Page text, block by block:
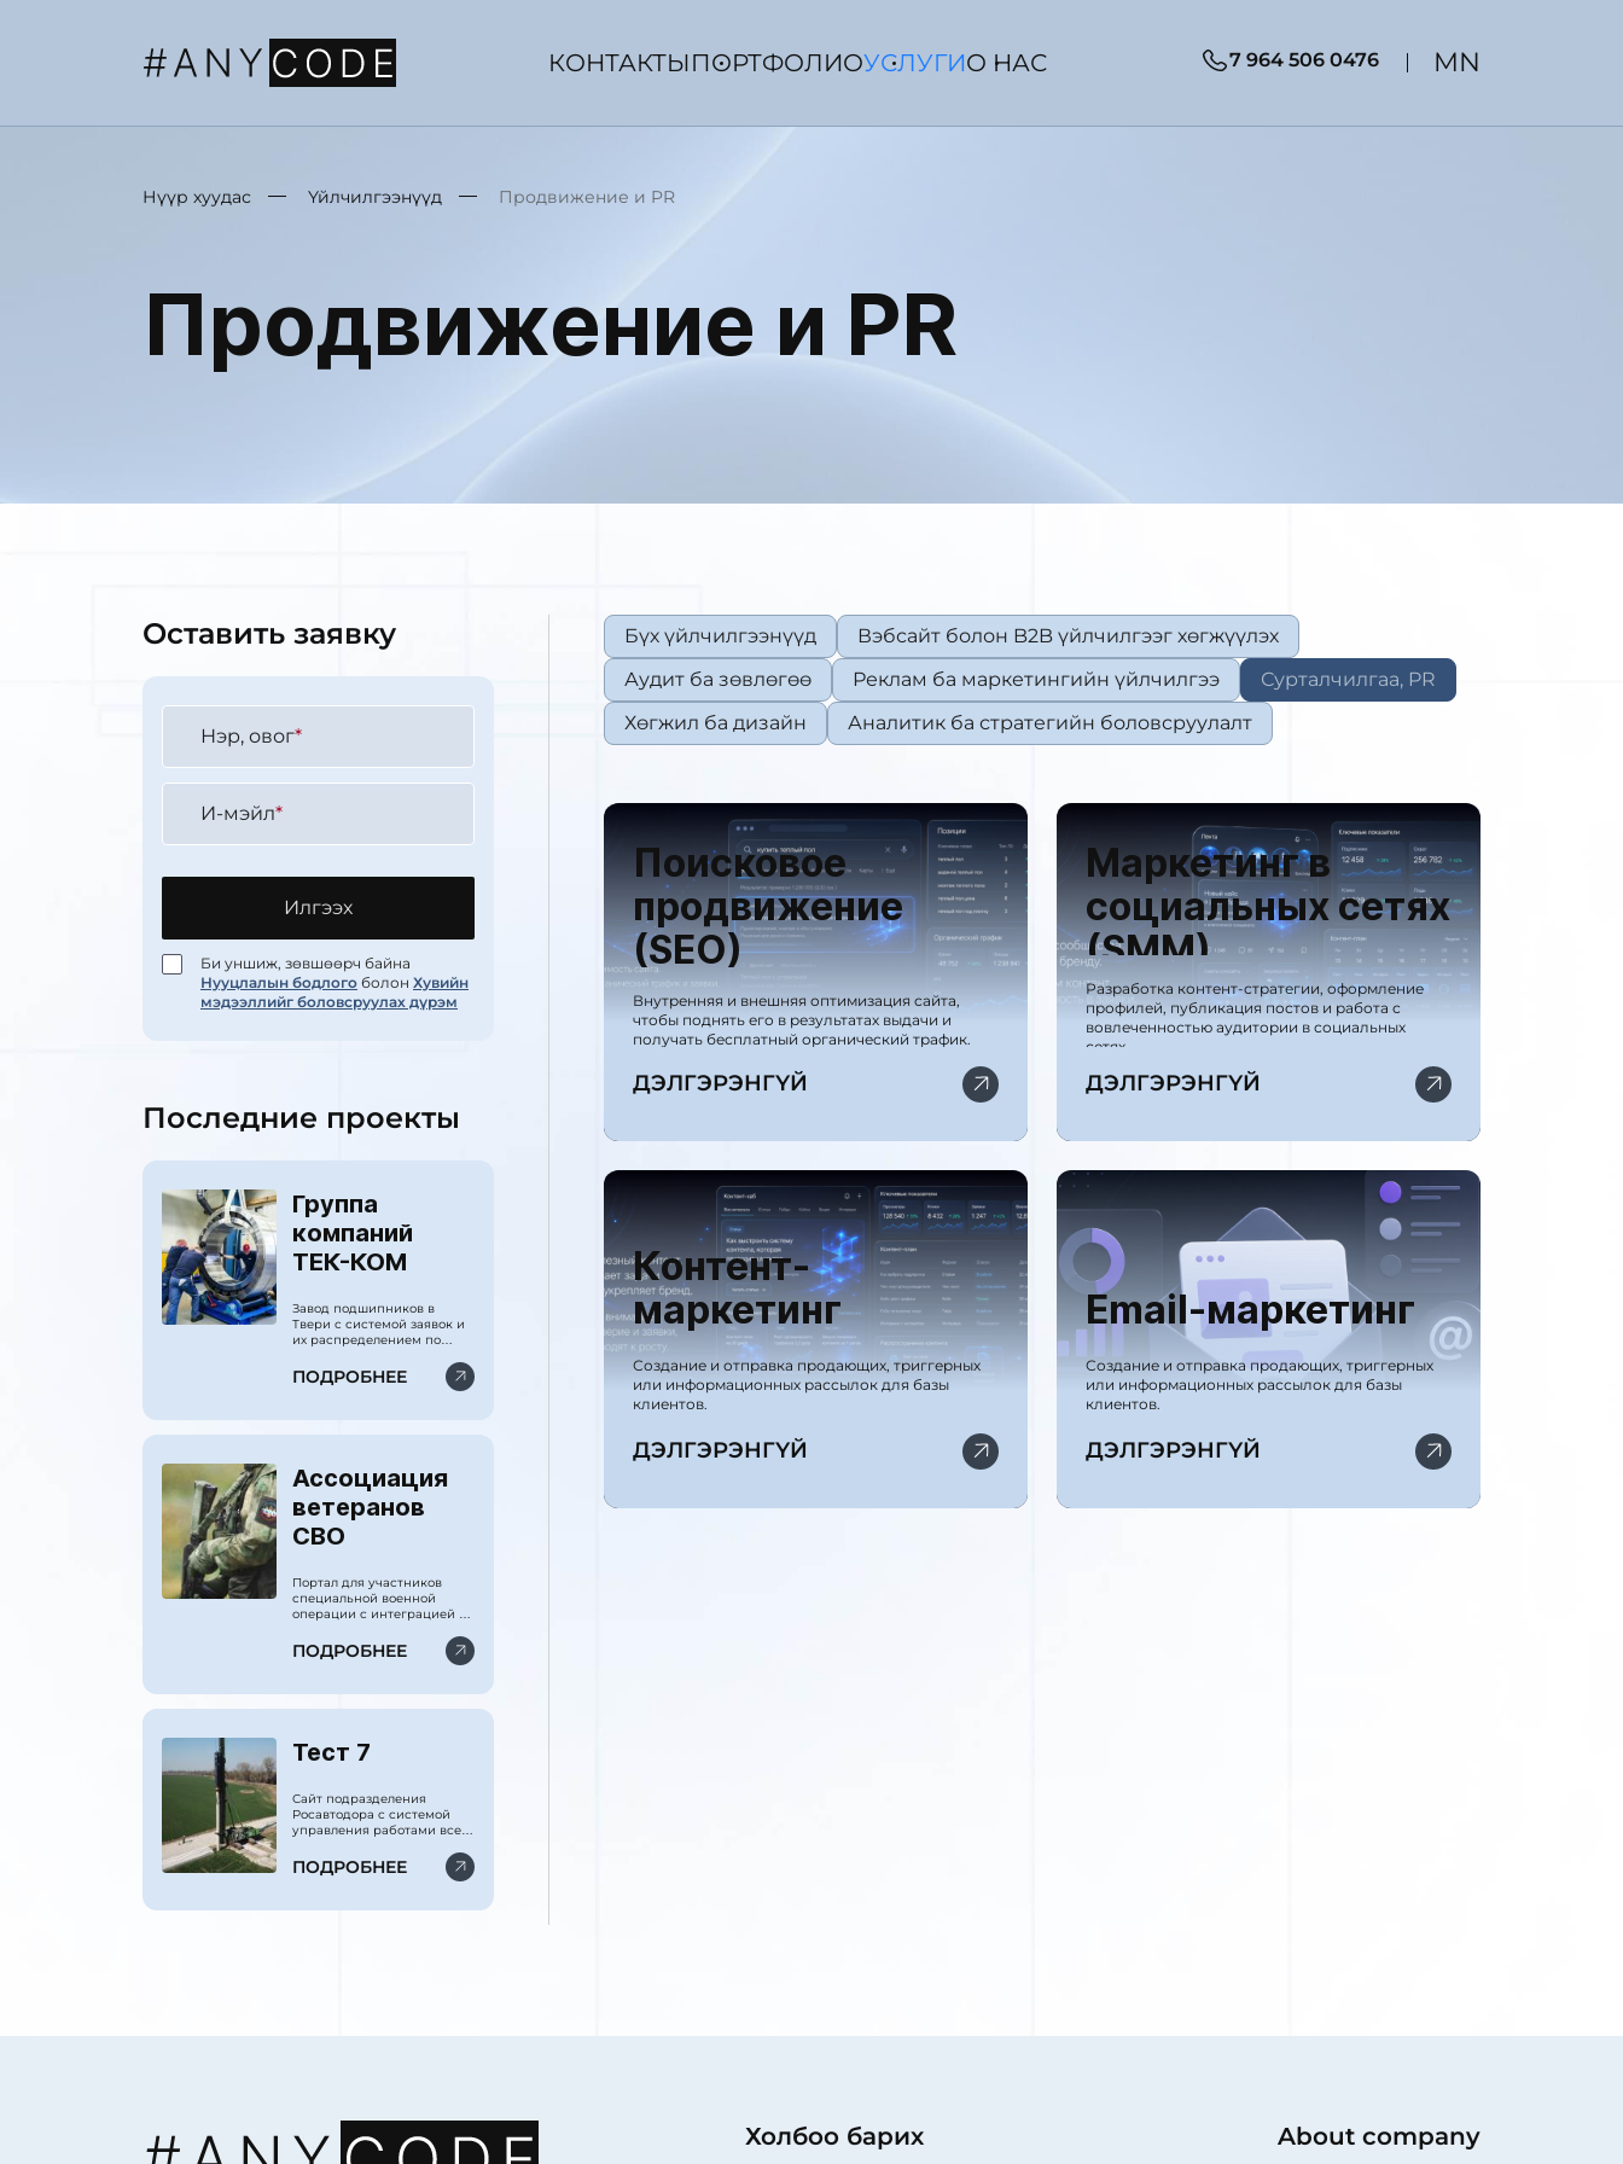
КОНТАКТЫПОРТФОЛИОУСЛУГИО НАС 7 964 506 0476 MN
Нүүр хуудас Үйлчилгээнүүд Продвижение и PR
Продвижение и PR
Оставить заявку
Нэр, овог*
И-мэйл*
Илгээх
Би уншиж, зөвшөөрч байна
Нууцлалын бодлого болон Хувийн
мэдээллийг боловсруулах дүрэм
Последние проекты
Группа
компаний
ТЕК-КОМ
Завод подшипников в
Твери с системой заявок и
их распределением по
ПОДРОБНЕЕ
Ассоциация
ветеранов
СВО
Портал для участников
специальной военной
операции с интеграцией по
обороны. Куратор
администрация
ПОДРОБНЕЕ
Тест 7
Сайт подразделения
Росавтодора с системой
управления работами всех
системой бухгалтерского,
производственного и
ПОДРОБНЕЕ
Бүх үйлчилгээнүүд
Вэбсайт болон B2B үйлчилгээг хөгжүүлэх
Аудит ба зөвлөгөө
Реклам ба маркетингийн үйлчилгээ
Сурталчилгаа, PR
Хөгжил ба дизайн
Аналитик ба стратегийн боловсруулалт
Поисковое
продвижение
(SEO)
Внутренняя и внешняя оптимизация сайта,
чтобы поднять его в результатах выдачи и
получать бесплатный органический трафик.
ДЭЛГЭРЭНГҮЙ
Маркетинг в
социальных сетях
(SMM)
Разработка контент-стратегии, оформление
профилей, публикация постов и работа с
вовлеченностью аудитории в социальных
сетях.
ДЭЛГЭРЭНГҮЙ
Контент-
маркетинг
Создание и отправка продающих, триггерных
или информационных рассылок для базы
клиентов.
ДЭЛГЭРЭНГҮЙ
Email-маркетинг
Создание и отправка продающих, триггерных
или информационных рассылок для базы
клиентов.
ДЭЛГЭРЭНГҮЙ
Холбоо барих About company